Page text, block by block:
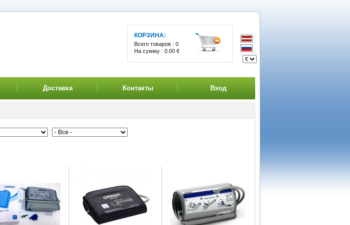
КОРЗИНА:
Всего товаров : 0
На сумму : 0.00 €
Доставка Контакты Вход